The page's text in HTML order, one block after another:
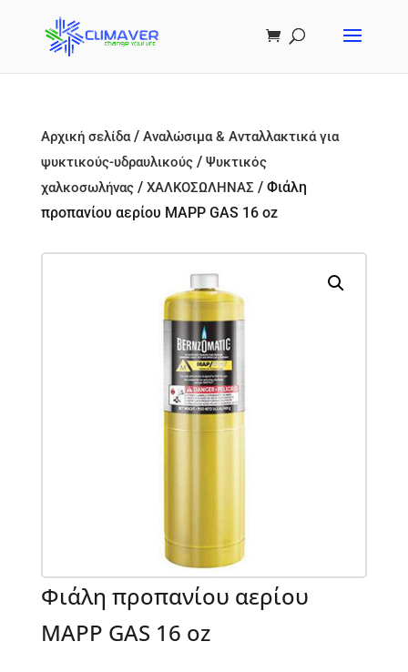
Αρχική σελίδα/ Αναλώσιμα & Ανταλλακτικά για
ψυκτικούς-υδραυλικούς/ Ψυκτικός
χαλκοσωλήνας/ ΧΑΛΚΟΣΩΛΗΝΑΣ / Φιάλη
προπανίου αερίου MAPP GAS 16 oz
Φιάλη προπανίου αερίου
MAPP GAS 16 oz